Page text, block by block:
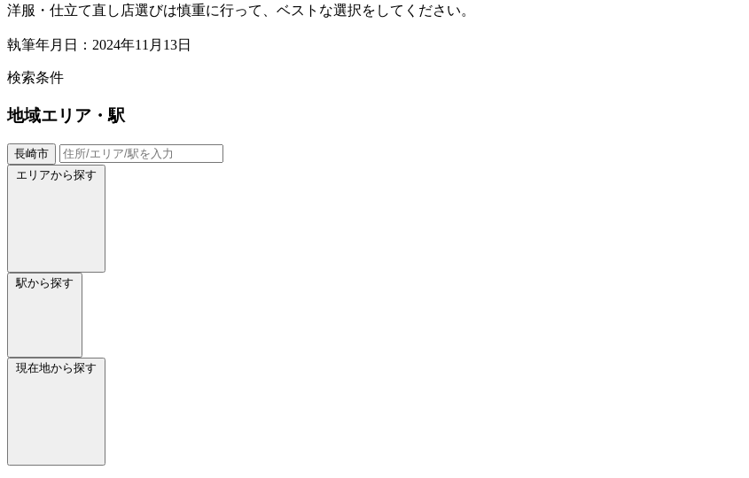
洋服・仕立て直し店選びは慎重に行って、ベストな選択をしてください。
執筆年月日：2024年11月13日
検索条件
地域エリア・駅
長崎市
エリアから探す
駅から探す
現在地から探す